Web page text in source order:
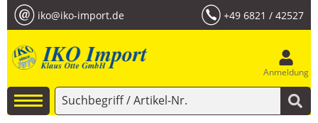
iko@iko-import.de +49 6821 / 42527
Anmeldung